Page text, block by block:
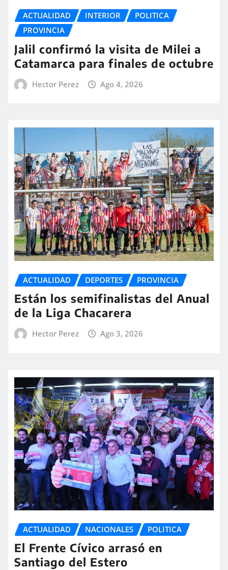
ACTUALIDAD INTERIOR
POLITICA
PROVINCIA
Jalil confirmó la visita de Milei a
Catamarca para finales de octubre
Hector Perez Ago 4, 2026
ACTUALIDAD DEPORTES PROVINCIA
Están los semifinalistas del Anual
de la Liga Chacarera
Hector Perez Ago 3, 2026
ACTUALIDAD NACIONALES POLITICA
El Frente Cívico arrasó en
Santiago del Estero